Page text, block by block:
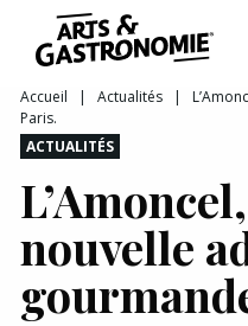
Recettes
Reportages
Actualités
Interviews
Bourgogne
Lyon
Accueil | Actualités |
Paris.
ACTUALITÉS
nouvelle